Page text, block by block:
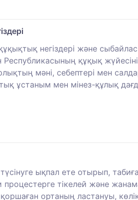
негіздері және
құқық
мәні, себептері мен
ұстаным мен мінез-құлық
ықпал ете отырып,
тікелей және
ортаның ластануы,